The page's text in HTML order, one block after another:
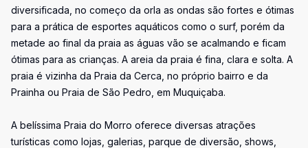
diversificada, no começo da orla as ondas são fortes e ótimas
para a prática de esportes aquáticos como o surf, porém da
metade ao final da praia as águas vão se acalmando e ficam
ótimas para as crianças. A areia da praia é fina, clara e solta. A
praia é vizinha da Praia da Cerca, no próprio bairro e da
Prainha ou Praia de São Pedro, em Muquiçaba.
A belíssima Praia do Morro oferece diversas atrações
turísticas como lojas, galerias, parque de diversão, shows,